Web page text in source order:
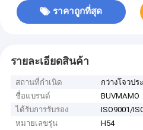
ราคาถูกที่สุด
รายละเอียดสินค้า
สถานที่กำเนิด
กว่างโจวปร
ชื่อแบรนด์
BUVMAMO
ได้รับการรับรอง
ISO9001/
หมายเลขรุ่น
H54